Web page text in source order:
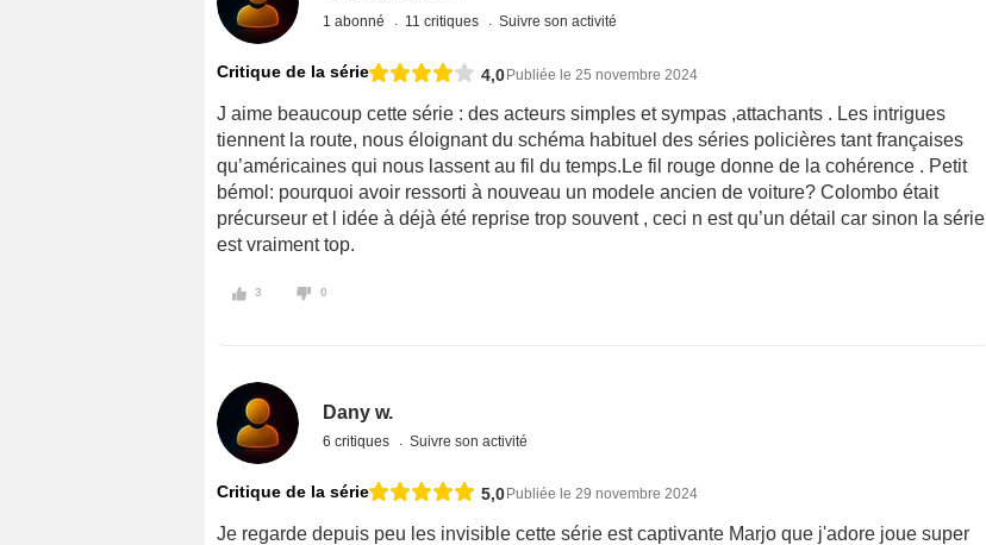
1 abonné 11 critiques Suivre son activité
Critique de la série 4,0Publiée le 25 novembre 2024
J aime beaucoup cette série : des acteurs simples et sympas ,attachants . Les intrigues
tiennent la route, nous éloignant du schéma habituel des séries policières tant françaises
qu’américaines qui nous lassent au fil du temps.Le fil rouge donne de la cohérence . Petit
bémol: pourquoi avoir ressorti à nouveau un modele ancien de voiture? Colombo était
précurseur et l idée à déjà été reprise trop souvent , ceci n est qu’un détail car sinon la série
est vraiment top.
3 0
Dany w.
6 critiques Suivre son activité
Critique de la série 5,0 Publiée le 29 novembre 2024
Je regarde depuis peu les invisible cette série est captivante Marjo que j'adore joue super